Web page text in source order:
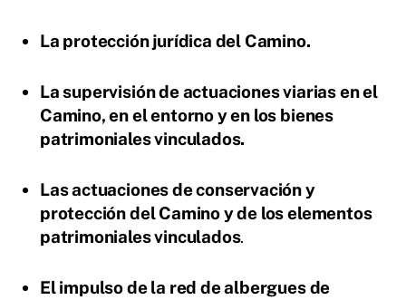
La protección jurídica del Camino.
La supervisión de actuaciones viarias en el
Camino, en el entorno y en los bienes
patrimoniales vinculados.
Las actuaciones de conservación y
protección del Camino y de los elementos
patrimoniales vinculados.
El impulso de la red de albergues de